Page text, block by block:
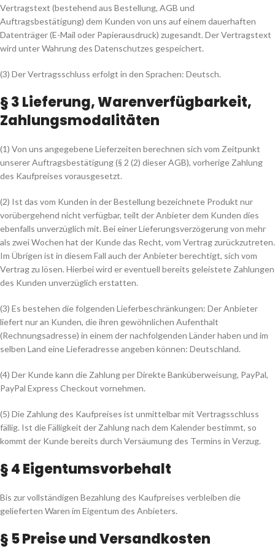
Vertragstext (bestehend aus Bestellung, AGB und
Auftragsbestätigung) dem Kunden von uns auf einem dauerhaften
Datenträger (E-Mail oder Papierausdruck) zugesandt. Der Vertragstext
wird unter Wahrung des Datenschutzes gespeichert.
(3) Der Vertragsschluss erfolgt in den Sprachen: Deutsch.
§ 3 Lieferung, Warenverfügbarkeit,
Zahlungsmodalitäten
(1) Von uns angegebene Lieferzeiten berechnen sich vom Zeitpunkt
unserer Auftragsbestätigung (§ 2 (2) dieser AGB), vorherige Zahlung
des Kaufpreises vorausgesetzt.
(2) Ist das vom Kunden in der Bestellung bezeichnete Produkt nur
vorübergehend nicht verfügbar, teilt der Anbieter dem Kunden dies
ebenfalls unverzüglich mit. Bei einer Lieferungsverzögerung von mehr
als zwei Wochen hat der Kunde das Recht, vom Vertrag zurückzutreten.
Im Übrigen ist in diesem Fall auch der Anbieter berechtigt, sich vom
Vertrag zu lösen. Hierbei wird er eventuell bereits geleistete Zahlungen
des Kunden unverzüglich erstatten.
(3) Es bestehen die folgenden Lieferbeschränkungen: Der Anbieter
liefert nur an Kunden, die ihren gewöhnlichen Aufenthalt
(Rechnungsadresse) in einem der nachfolgenden Länder haben und im
selben Land eine Lieferadresse angeben können: Deutschland.
(4) Der Kunde kann die Zahlung per Direkte Banküberweisung, PayPal,
PayPal Express Checkout vornehmen.
(5) Die Zahlung des Kaufpreises ist unmittelbar mit Vertragsschluss
fällig. Ist die Fälligkeit der Zahlung nach dem Kalender bestimmt, so
kommt der Kunde bereits durch Versäumung des Termins in Verzug.
§ 4 Eigentumsvorbehalt
Bis zur vollständigen Bezahlung des Kaufpreises verbleiben die
gelieferten Waren im Eigentum des Anbieters.
§ 5 Preise und Versandkosten